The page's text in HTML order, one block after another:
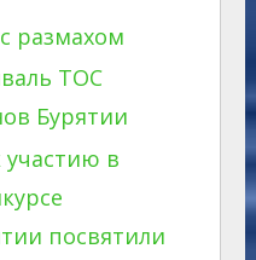
размахом
ТОС
Бурятии
в
посвятили